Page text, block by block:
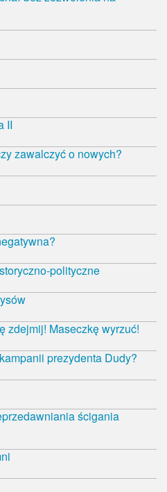
II
zawalczyć o nowych?
polityczne
zdejmij! Maseczkę wyrzuć!
prezydenta Dudy?
ścigania